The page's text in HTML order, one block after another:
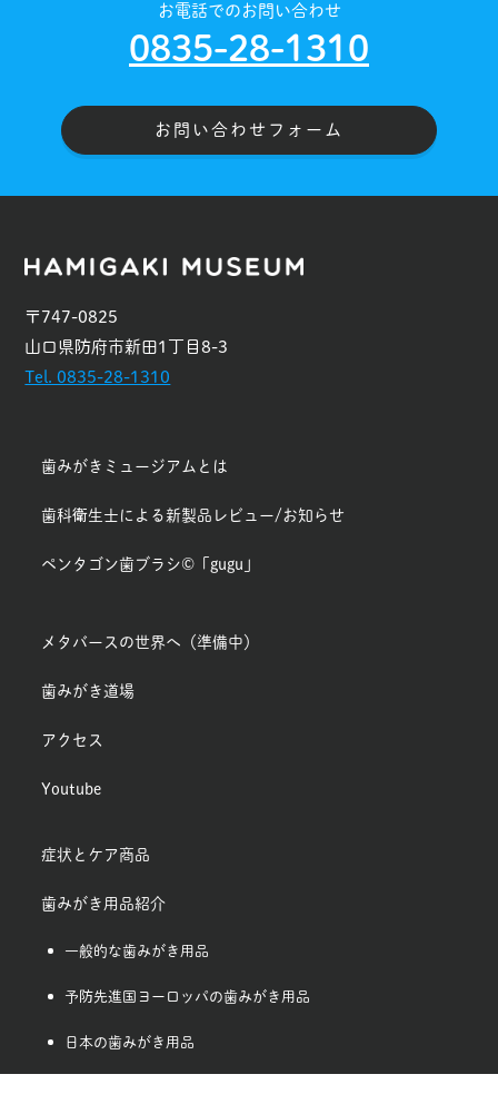
お電話でのお問い合わせ
0835-28-1310
お問い合わせフォーム
〒747-0825
山口県防府市新田1丁目8-3
Tel. 0835-28-1310
歯みがきミュージアムとは
歯科衛生士による新製品レビュー/お知らせ
ペンタゴン歯ブラシ©「gugu」
メタバースの世界へ（準備中）
歯みがき道場
アクセス
Youtube
症状とケア商品
歯みがき用品紹介
一般的な歯みがき用品
予防先進国ヨーロッパの歯みがき用品
日本の歯みがき用品